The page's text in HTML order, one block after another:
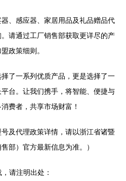
、感应器、家居用品及礼品赠品代
请通过工厂销售部获取更详尽的产
政策细则。
了一系列优质产品，更是选择了一
台。让我们携手，将智能、便捷与
费者，共享市场财富！
号及代理政策详情，请以浙江省诸暨
部）官方最新信息为准。）
请注明出处：